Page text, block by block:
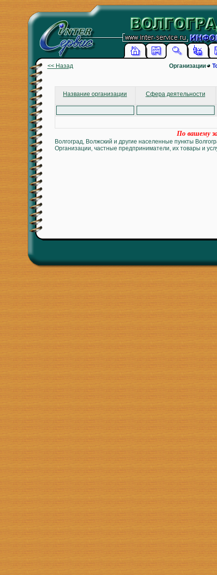
<< Назад Организации
Название организации Сфера деятельности
По вашему
Волгоград, Волжский и другие населенные пункты
Организации, частные предприниматели, их товары и